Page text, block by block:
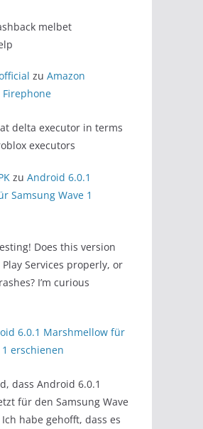
melbet
zu Amazon
delta executor in terms
executors
zu Android 6.0.1
Samsung Wave 1
Does this version
Services properly, or
I’m curious
6.0.1 Marshmellow für
erschienen
dass Android 6.0.1
für den Samsung Wave
habe gehofft, dass es